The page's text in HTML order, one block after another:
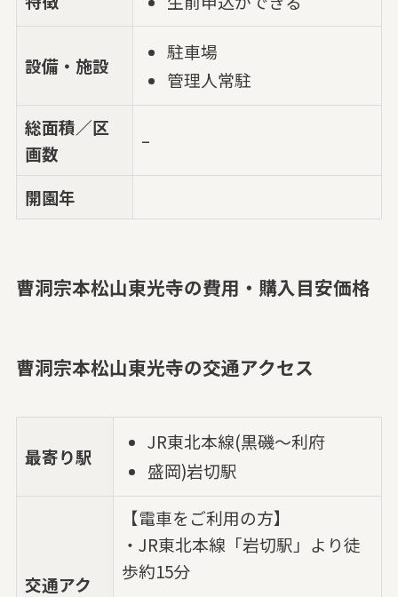
設備・施設
駐車場
管理人常駐
総面積／区
画数
–
開園年
曹洞宗本松山東光寺の費用・購入目安価格
曹洞宗本松山東光寺の交通アクセス
最寄り駅
JR東北本線(黒磯～利府
盛岡)岩切駅
交通アク
【電車をご利用の方】
・JR東北本線「岩切駅」より徒
歩約15分